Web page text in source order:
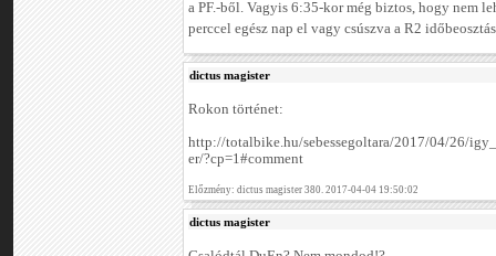
a PF.-ből. Vagyis 6:35-kor még biztos, hogy nem
perccel egész nap el vagy csúszva a R2
dictus magister
Rokon történet:
http://totalbike.hu/sebessegoltara/2017/04/26/
er/?cp=1#comment
Előzmény: dictus magister 380. 2017-04-04 19:50:02
dictus magister